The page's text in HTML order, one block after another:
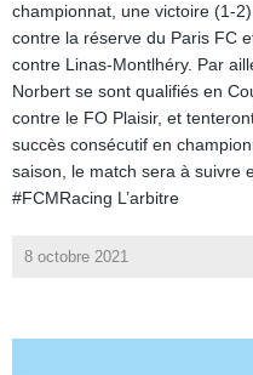
championnat, une victoire (1-
contre la réserve du Paris FC
contre Linas-Montlhéry. Par
Norbert se sont qualifiés en
contre le FO Plaisir, et
succès consécutif en
saison, le match sera à suivre
#FCMRacing L’arbitre
8 octobre 2021